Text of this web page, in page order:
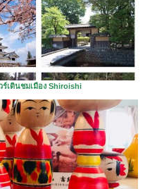
เดินชมเมือง Shiroishi